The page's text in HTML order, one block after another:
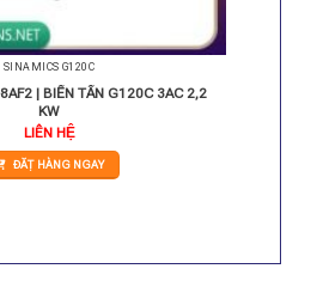
SINAMICS G120C
| BIẾN TẦN G120C 3AC 2,2
KW
LIÊN HỆ
ĐẶT HÀNG NGAY